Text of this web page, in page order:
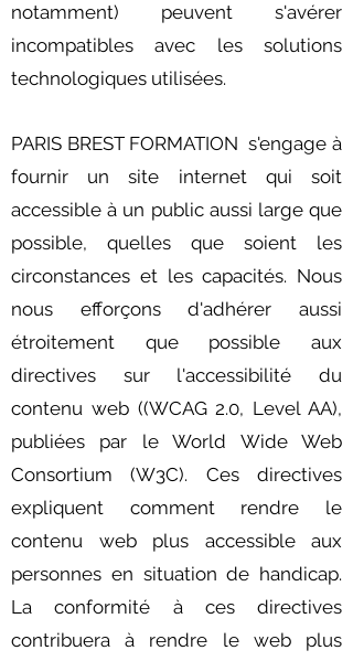
notamment) peuvent s'avérer
incompatibles avec les solutions
technologiques utilisées.
PARIS BREST FORMATION s'engage à
fournir un site internet qui soit
accessible à un public aussi large que
possible, quelles que soient les
circonstances et les capacités. Nous
nous efforçons d'adhérer aussi
étroitement que possible aux
directives sur l'accessibilité du
contenu web ((WCAG 2.0, Level AA),
publiées par le World Wide Web
Consortium (W3C). Ces directives
expliquent comment rendre le
contenu web plus accessible aux
personnes en situation de handicap.
La conformité à ces directives
contribuera à rendre le web plus